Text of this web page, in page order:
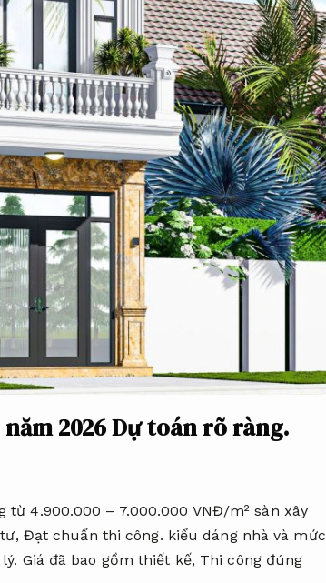
2026Dự toán rõ ràng.
từ 4.900.000 – 7.000.000 VNĐ/m² sàn xây
Đạt chuẩn thi công. kiểu dáng nhà và mức
Giá đã bao gồm thiết kế, Thi công đúng